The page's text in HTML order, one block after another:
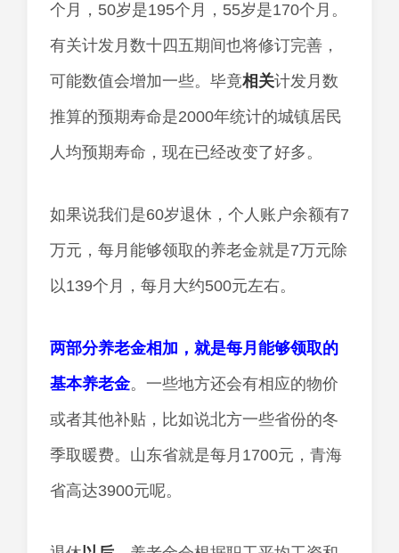
个月，50岁是195个月，55岁是170个月。
有关计发月数十四五期间也将修订完善，
可能数值会增加一些。毕竟相关计发月数
推算的预期寿命是2000年统计的城镇居民
人均预期寿命，现在已经改变了好多。
如果说我们是60岁退休，个人账户余额有7
万元，每月能够领取的养老金就是7万元除
以139个月，每月大约500元左右。
两部分养老金相加，就是每月能够领取的
基本养老金。一些地方还会有相应的物价
或者其他补贴，比如说北方一些省份的冬
季取暖费。山东省就是每月1700元，青海
省高达3900元呢。